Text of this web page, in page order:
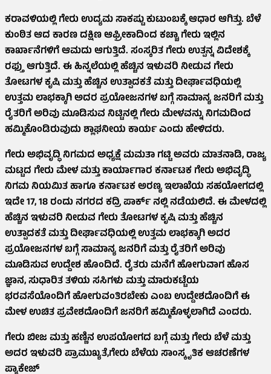
ಕರಾವಳಿಯಲ್ಲಿ ಗೇರು ಉದ್ಯಮ ಸಾಕಷ್ಟು ಕುಟುಂಬಕ್ಕೆ ಆಧಾರ ಆಗಿತ್ತು. ಬೆಳೆ
ಕುಂಠಿತ ಆದ ಕಾರಣ ದಕ್ಷಿಣ ಆಫ್ರೀಕಾದಿಂದ ಕಚ್ಚಾ ಗೇರು ಇಲ್ಲಿನ
ಕಾರ್ಖಾನೆಗಳಿಗೆ ಆಮದು ಆಗುತ್ತಿದೆ. ಸಂಸ್ಕರಿತ ಗೇರು ಉತ್ಪನ್ನ ವಿದೇಶಕ್ಕೆ
ರಫ್ತು ಆಗುತ್ತಿದೆ. ಈ ಹಿನ್ನಲೆಯಲ್ಲಿ ಹೆಚ್ಚಿನ ಇಳುವರಿ ನೀಡುವ ಗೇರು
ತೋಟಗಳ ಕೃಷಿ ಮತ್ತು ಹೆಚ್ಚಿನ ಉತ್ಪಾದಕತೆ ಮತ್ತು ದೀರ್ಘಾವಧಿಯಲ್ಲಿ
ಉತ್ತಮ ಲಾಭಕ್ಕಾಗಿ ಅದರ ಪ್ರಯೋಜನಗಳ ಬಗ್ಗೆ ಸಾಮಾನ್ಯ ಜನರಿಗೆ ಮತ್ತು
ರೈತರಿಗೆ ಅರಿವು ಮೂಡಿಸುವ ನಿಟ್ಟಿನಲ್ಲಿ ಗೇರು ಮೇಳವನ್ನು ನಿಗಮದಿಂದ
ಹಮ್ಮಿಕೊಂಡಿರುವುದು ಶ್ಲಾಘನೀಯ ಕಾರ್ಯ ಎಂದು ಹೇಳಿದರು.
ಗೇರು ಅಭಿವೃದ್ಧಿ ನಿಗಮದ ಅಧ್ಯಕ್ಷೆ ಮಮತಾ ಗಟ್ಟಿ ಅವರು ಮಾತನಾಡಿ, ರಾಜ್ಯ
ಮಟ್ಟದ ಗೇರು ಮೇಳ ಮತ್ತು ಕಾರ್ಯಾಗಾರ ಕರ್ನಾಟಕ ಗೇರು ಅಭಿವೃದ್ಧಿ
ನಿಗಮ ನಿಯಮಿತ ಹಾಗೂ ಕರ್ನಾಟಕ ಅರಣ್ಯ ಇಲಾಖೆಯ ಸಹಯೋಗದಲ್ಲಿ
ಇದೇ 17, 18 ರಂದು ನಗರದ ಕದ್ರಿ ಪಾರ್ಕ್ ನಲ್ಲಿ ನಡೆಯಲಿದೆ. ಈ ಮೇಳದಲ್ಲಿ
ಹೆಚ್ಚಿನ ಇಳುವರಿ ನೀಡುವ ಗೇರು ತೋಟಗಳ ಕೃಷಿ ಮತ್ತು ಹೆಚ್ಚಿನ
ಉತ್ಪಾದಕತೆ ಮತ್ತು ದೀರ್ಘಾವಧಿಯಲ್ಲಿ ಉತ್ತಮ ಲಾಭಕ್ಕಾಗಿ ಅದರ
ಪ್ರಯೋಜನಗಳ ಬಗ್ಗೆ ಸಾಮಾನ್ಯ ಜನರಿಗೆ ಮತ್ತು ರೈತರಿಗೆ ಅರಿವು
ಮೂಡಿಸುವ ಉದ್ದೇಶ ಹೊಂದಿದೆ. ರೈತರು ಮನೆಗೆ ಹೋಗುವಾಗ ಹೊಸ
ಜ್ಞಾನ, ಸುಧಾರಿತ ತಳಿಯ ಸಸಿಗಳು ಮತ್ತು ಮಾರುಕಟ್ಟೆಯ
ಭರವಸೆಯೊಂದಿಗೆ ಹೋಗುವಂತಿರಬೇಕು ಎಂಬ ಉದ್ದೇಶದೊಂದಿಗೆ ಈ
ಮೇಳ ಉಚಿತ ಪ್ರವೇಶದೊಂದಿಗೆ ಜನರಿಗೆ ಹಮ್ಮಿಕೊಳ್ಳಲಾಗಿದೆ ಎಂದರು.
ಗೇರು ಬೀಜ ಮತ್ತು ಹಣ್ಣಿನ ಉಪಯೋಗದ ಬಗ್ಗೆ ಮತ್ತು ಗೇರು ಬೆಳೆ ಮತ್ತು
ಅದರ ಇಳುವರಿ ಪ್ರಾಮುಖ್ಯತೆ,ಗೇರು ಬೆಳೆಯ ಸಾಂಸ್ಕೃತಿಕ ಆಚರಣೆಗಳ
ಪ್ಯಾಕೇಜ್